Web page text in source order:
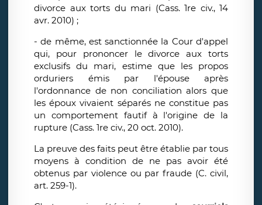
divorce aux torts du mari (Cass. 1re civ., 14
avr. 2010) ;
- de même, est sanctionnée la Cour d'appel
qui, pour prononcer le divorce aux torts
exclusifs du mari, estime que les propos
orduriers émis par l'épouse après
l'ordonnance de non conciliation alors que
les époux vivaient séparés ne constitue pas
un comportement fautif à l'origine de la
rupture (Cass. 1re civ., 20 oct. 2010).
La preuve des faits peut être établie par tous
moyens à condition de ne pas avoir été
obtenus par violence ou par fraude (C. civil,
art. 259-1).